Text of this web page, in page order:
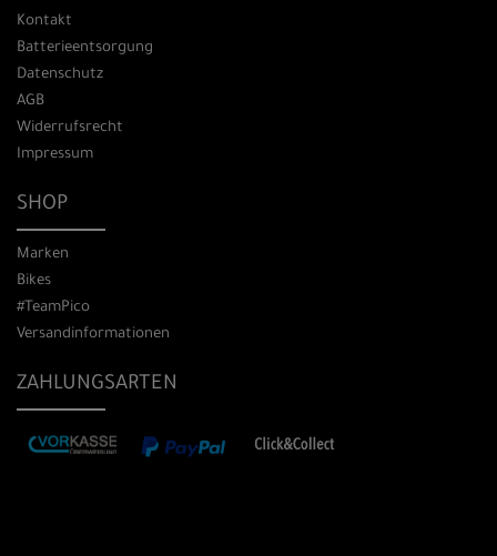
Kontakt
Batterieentsorgung
Datenschutz
AGB
Widerrufsrecht
Impressum
SHOP
Marken
Bikes
#TeamPico
Versandinformationen
ZAHLUNGSARTEN